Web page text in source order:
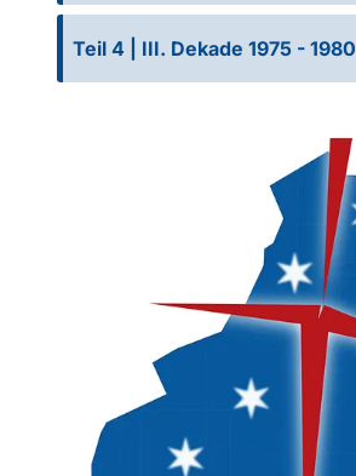
Teil 4 | III. Dekade 1975 - 1980